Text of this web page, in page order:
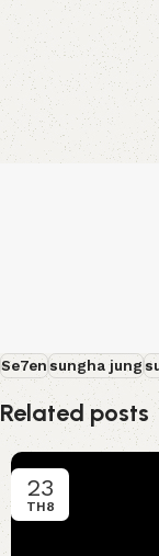
Se7ensungha jung
Related posts
23
TH8